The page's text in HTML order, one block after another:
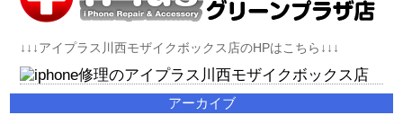
↓↓↓アイプラス川西モザイクボックス店のHPはこちら↓↓↓
アーカイブ